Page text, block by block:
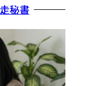
秘書